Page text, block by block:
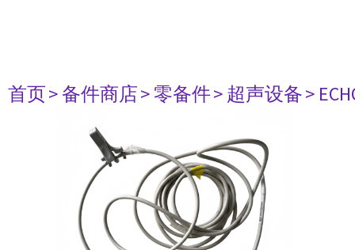
首页> 备件商店> 零备件> 超声设备>